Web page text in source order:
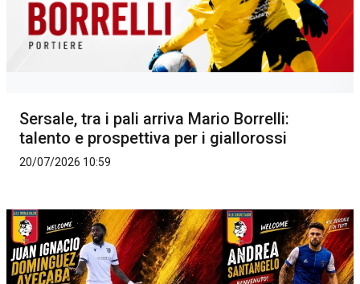
Sersale, tra i pali arriva Mario Borrelli:
talento e prospettiva per i giallorossi
20/07/2026 10:59